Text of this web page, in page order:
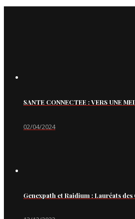
SANTE CONNECTEE : VERS UNE
02/04/2024
Genexpath et Raidium : Lauréats